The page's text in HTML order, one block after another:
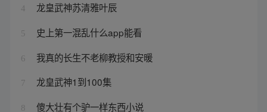
4 龙皇武神苏清雅叶辰
5 史上第一混乱什么app能看
6 我真的长生不老柳教授和安暖
7 龙皇武神1到100集
8 傻大壮有个驴一样东西小说